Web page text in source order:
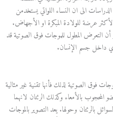
الى ان النساء اللواتي يستخدمن
عرضة للولادة المبكرة او الأجهاض.
التعرض المطول للموجات فوق الصوتية قد
داخل جسم الإنسان.
فوق الصوتية لذلك فأنها تقنية غير مثالية
المحجوب بالأمعاء وكذلك الرئتان لانهما
بالرئتان وحولها. يعد التصوير بالموجات